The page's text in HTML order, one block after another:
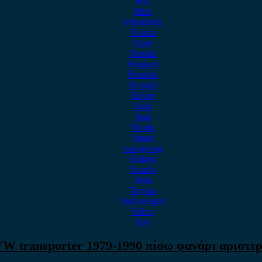
Mini
Mitsubishi
Nissan
Opel
Omoda
Peugeot
Porsche
Renault
Rover
Saab
Seat
Skoda
Smart
ssangyong
Subaru
Suzuki
Tesla
Toyota
Volkswagen
Volvo
Xev
transporter 1979-1990 πίσω φανάρι